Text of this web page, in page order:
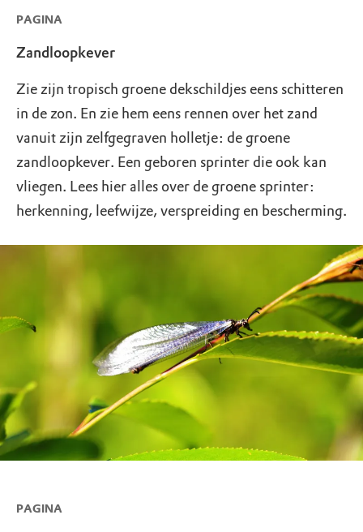
PAGINA
Zandloopkever
Zie zijn tropisch groene dekschildjes eens schitteren
in de zon. En zie hem eens rennen over het zand
vanuit zijn zelfgegraven holletje: de groene
zandloopkever. Een geboren sprinter die ook kan
vliegen. Lees hier alles over de groene sprinter:
herkenning, leefwijze, verspreiding en bescherming.
PAGINA